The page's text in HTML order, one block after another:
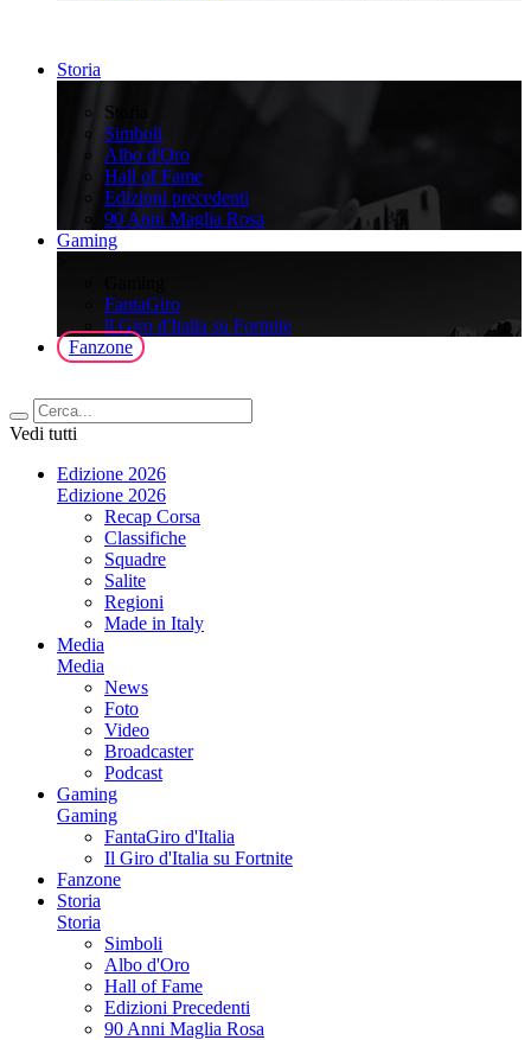
Storia
Storia
Simboli
Albo d'Oro
Hall of Fame
Edizioni precedenti
90 Anni Maglia Rosa
Gaming
FantaGiro
ll Giro d'Italia su Fortnite
Fanzone
Vedi tutti
Edizione 2026
Edizione 2026
Recap Corsa
Classifiche
Squadre
Salite
Regioni
Made in Italy
Media
Media
News
Foto
Video
Broadcaster
Podcast
Gaming
Gaming
FantaGiro d'Italia
Il Giro d'Italia su Fortnite
Fanzone
Storia
Storia
Simboli
Albo d'Oro
Hall of Fame
Edizioni Precedenti
90 Anni Maglia Rosa